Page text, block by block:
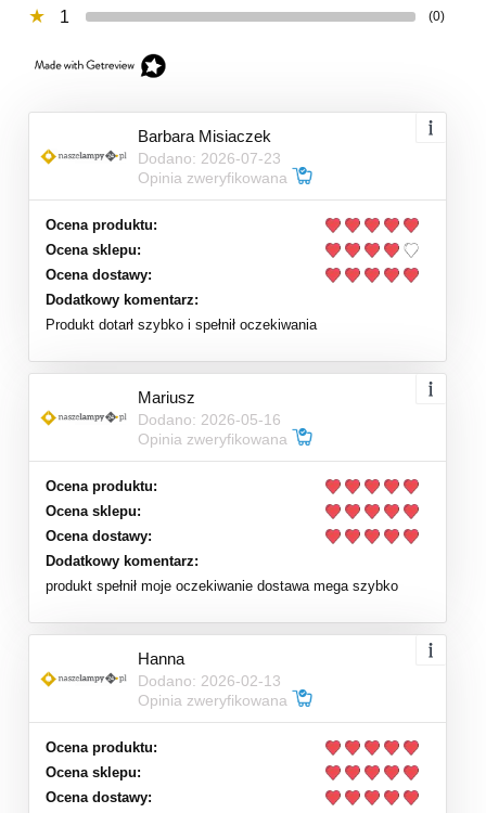
1 (0)
Barbara Misiaczek
Dodano: 2026-07-23
Opinia zweryfikowana
Ocena produktu:
Ocena sklepu:
Ocena dostawy:
Dodatkowy komentarz:
Produkt dotarł szybko i spełnił oczekiwania
Mariusz
Dodano: 2026-05-16
Opinia zweryfikowana
Ocena produktu:
Ocena sklepu:
Ocena dostawy:
Dodatkowy komentarz:
produkt spełnił moje oczekiwanie dostawa mega szybko
Hanna
Dodano: 2026-02-13
Opinia zweryfikowana
Ocena produktu:
Ocena sklepu:
Ocena dostawy: